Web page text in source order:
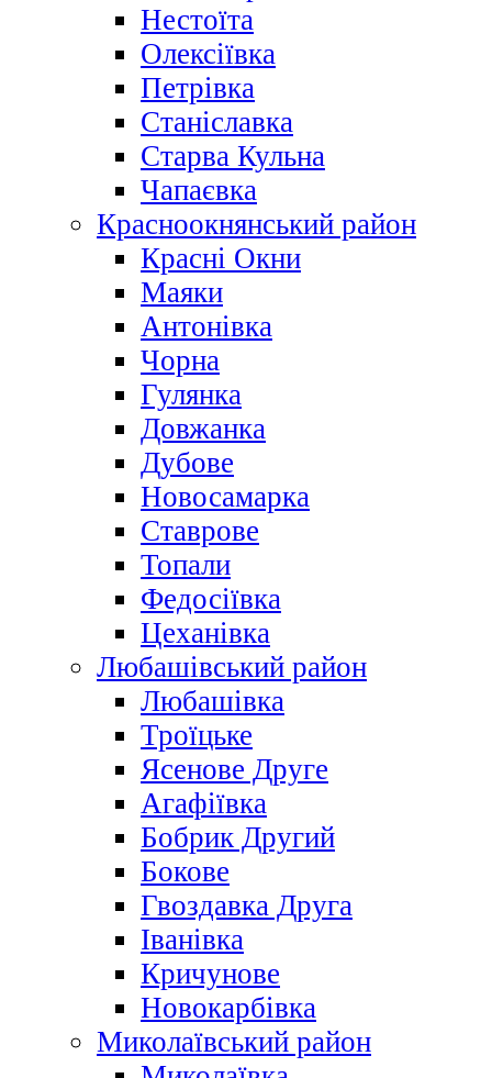
Нестоїта
Олексіївка
Петрівка
Станіславка
Старва Кульна
Чапаєвка
Красноокнянський район
Красні Окни
Маяки
Антонівка
Чорна
Гулянка
Довжанка
Дубове
Новосамарка
Ставрове
Топали
Федосіївка
Цеханівка
Любашівський район
Любашівка
Троїцьке
Ясенове Друге
Агафіївка
Бобрик Другий
Бокове
Гвоздавка Друга
Іванівка
Кричунове
Новокарбівка
Миколаївський район